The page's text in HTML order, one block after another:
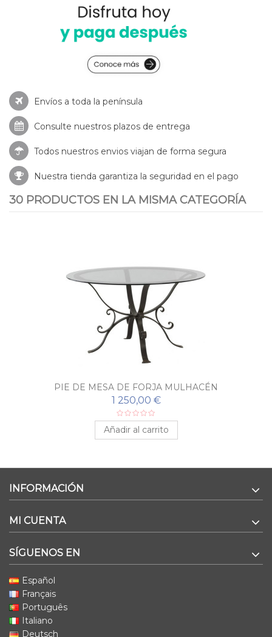
Envíos a toda la península
Consulte nuestros plazos de entrega
Todos nuestros envios viajan de forma segura
Nuestra tienda garantiza la seguridad en el pago
30 PRODUCTOS EN LA MISMA CATEGORÍA
PIE DE MESA DE FORJA MULHACÉN
1 250,00 €
Añadir al carrito
INFORMACIÓN
MI CUENTA
SÍGUENOS EN
Español
Français
Português
Italiano
Deutsch